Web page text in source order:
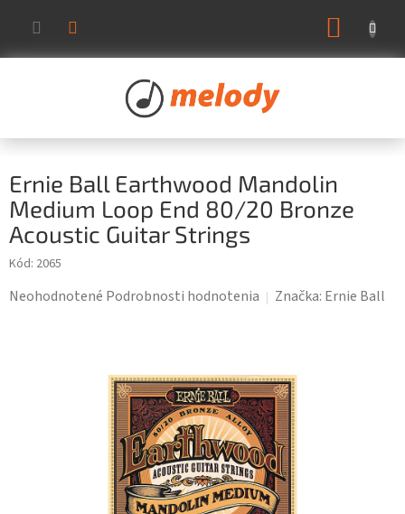
obsah
Ernie Ball Earthwood Mandolin
Medium Loop End 80/20 Bronze
Acoustic Guitar Strings
Kód: 2065
Priemerné
Neohodnotené Podrobnosti hodnotenia Značka: Ernie Ball